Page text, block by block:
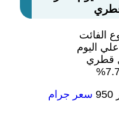
الفائت
اليوم
سعر جرام